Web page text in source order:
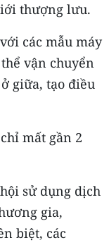
thượng lưu.
các mẫu máy
vận chuyển
giữa, tạo điều
mất gần 2
sử dụng dịch
gia,
biệt, các